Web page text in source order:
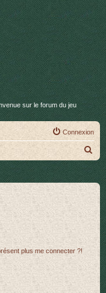
sur le forum du jeu
Connexion
e
c
h
r
c
h
e
plus me connecter ?!